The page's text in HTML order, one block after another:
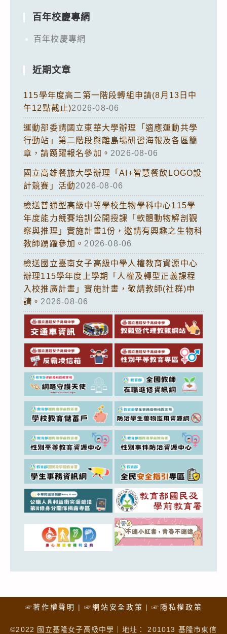
百年校慶專網
百年校慶專網
近期文章
115學年度高二第一階段轉組申請(8月13日中
午12點截止)2026-08-06
運動部委請國立東華大學辦理「適應運動共學
行動站」第二階段與離島場研習海報及各區簡
章，請踴躍報名參加。 2026-08-06
國立高雄餐旅大學辦理「AI+智慧餐飲LOGO設
計競賽」活動2026-08-06
檢送普通型高級中等學校生物學科中心115學
年度能力競賽培訓公開授課「軟體動物解剖觀
察與推理」實施計畫1份，邀請有興趣之生物科
教師踴躍參加。 2026-08-06
檢送國立臺南女子高級中學人權教育資源中心
辦理115學年度上學期「人權及轉型正義課程
入校推廣計畫」實施計畫，敬請教師(社群)申
請。 2026-08-06
☞著作權聲明 ☞網站安全政策 ☞隱私權政策
©2022 國立基隆女子高級中學｜地址： 201013 基隆市東信